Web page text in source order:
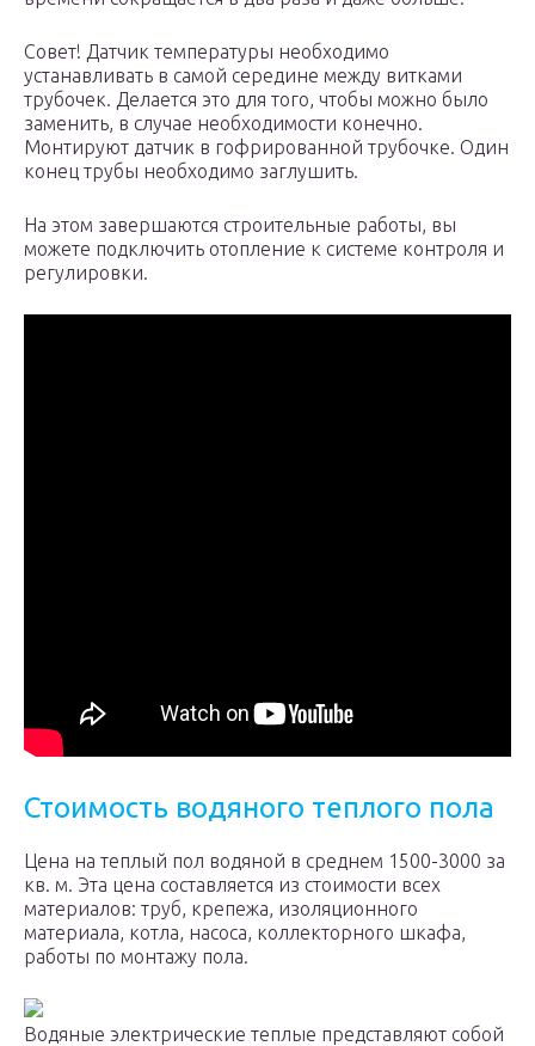
Совет! Датчик температуры необходимо
устанавливать в самой середине между витками
трубочек. Делается это для того, чтобы можно было
заменить, в случае необходимости конечно.
Монтируют датчик в гофрированной трубочке. Один
конец трубы необходимо заглушить.
На этом завершаются строительные работы, вы
можете подключить отопление к системе контроля и
регулировки.
Стоимость водяного теплого пола
Цена на теплый пол водяной в среднем 1500-3000 за
кв. м. Эта цена составляется из стоимости всех
материалов: труб, крепежа, изоляционного
материала, котла, насоса, коллекторного шкафа,
работы по монтажу пола.
Водяные электрические теплые представляют собой